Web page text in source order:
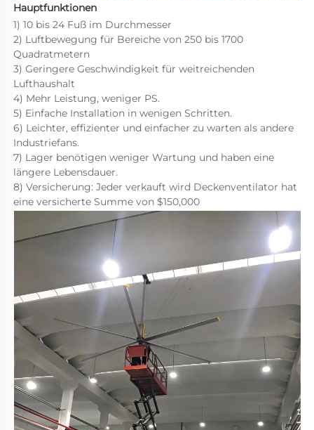
Hauptfunktionen
1) 10 bis 24 Fuß im Durchmesser
2) Luftbewegung für Bereiche von 250 bis 1700
Quadratmetern
3) Geringere Geschwindigkeit für weitreichenden
Lufthaushalt
4) Mehr Leistung, weniger PS.
5) Einfache Installation in wenigen Schritten.
6) Leichter, effizienter und einfacher zu warten als andere
Industriefans.
7) Lager benötigen weniger Wartung und haben eine
längere Lebensdauer.
8) Versicherung: Jeder verkauft wird Deckenventilator hat
eine versicherte Summe von $150,000